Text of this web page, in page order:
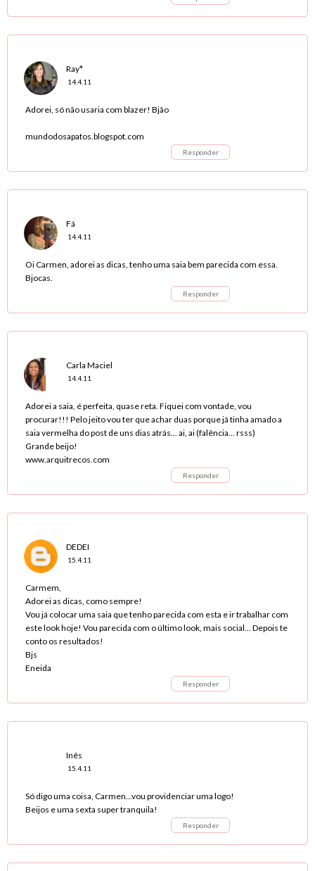
Ray*
14.4.11
Adorei, só não usaria com blazer! Bjão
mundodosapatos.blogspot.com
Responder
Fá
14.4.11
Oi Carmen, adorei as dicas, tenho uma saia bem parecida com essa.
Bjocas.
Responder
Carla Maciel
14.4.11
Adorei a saia, é perfeita, quase reta. Fiquei com vontade, vou
procurar!!! Pelo jeito vou ter que achar duas porque já tinha amado a
saia vermelha do post de uns dias atrás... ai, ai (falência... rsss)
Grande beijo!
www.arquitrecos.com
Responder
DEDEI
15.4.11
Carmem,
Adorei as dicas, como sempre!
Vou já colocar uma saia que tenho parecida com esta e ir trabalhar com
este look hoje! Vou parecida com o último look, mais social... Depois te
conto os resultados!
Bjs
Eneida
Responder
Inês
15.4.11
Só digo uma coisa, Carmen...vou providenciar uma logo!
Beijos e uma sexta super tranquila!
Responder